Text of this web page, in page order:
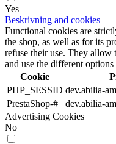
Yes
Beskrivning and cookies
Functional cookies are
the shop, as well as for its
refuse their use. They allow
and use the different
Cookie
PHP_SESSID dev.abilia-
PrestaShop-#
dev.abilia-
Advertising Cookies
No